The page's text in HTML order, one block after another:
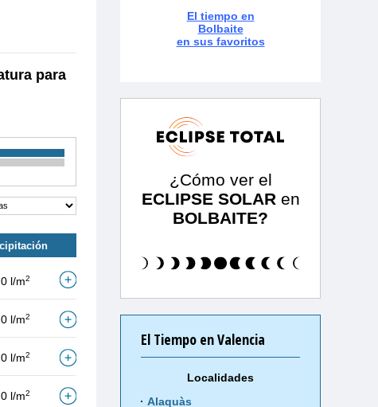
para
0 l/m2
0 l/m2
0 l/m2
0 l/m2
El tiempo en
Bolbaite
en sus favoritos
¿Cómo ver el
ECLIPSE SOLAR en
BOLBAITE?
El Tiempo en Valencia
Localidades
Alaquàs